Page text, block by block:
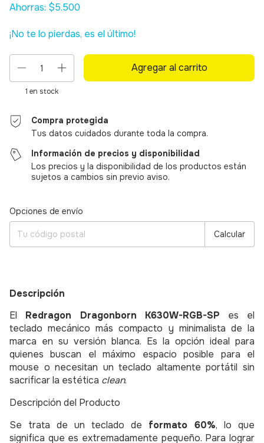
Ahorras: $5.500
¡No te lo pierdas, es el último!
1 en stock
Compra protegida
Tus datos cuidados durante toda la compra.
Información de precios y disponibilidad
Los precios y la disponibilidad de los productos están
sujetos a cambios sin previo aviso.
Entregas para el CP:
Opciones de envío
Calcular
Descripción
El Redragon Dragonborn K630W-RGB-SP es el
teclado mecánico más compacto y minimalista de la
marca en su versión blanca. Es la opción ideal para
quienes buscan el máximo espacio posible para el
mouse o necesitan un teclado altamente portátil sin
sacrificar la estética clean.
Descripción del Producto
Se trata de un teclado de formato 60%, lo que
significa que es extremadamente pequeño. Para lograr